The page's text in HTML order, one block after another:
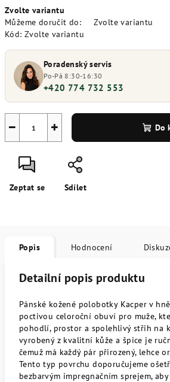
cena:
Zvolte variantu
Můžeme doručit do:
Zvolte variantu
Kód: Zvolte variantu
Poradenský servis
Po-Pá 8:30-16:30
+420 774 732 553
+
− Do
Zeptat se Sdílet
Popis Hodnocení
Detailní popis produktu
Pánské kožené polobotky Kacper v
poctivou celoroční obuví pro muže,
pohodlí, prostor a spolehlivý střih na
vyrobený z kvalitní kůže a špice je
čemuž má každý pár přirozený, lehce
Tento typ povrchu doporučujeme
bezbarvým impregnačním sprejem,